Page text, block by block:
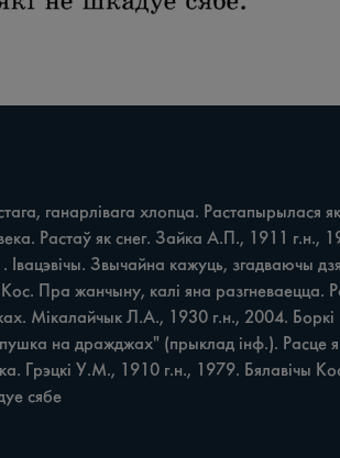
ганарлівага хлопца.
Растаў як снег. Зайка А.П., 1911 г.н.,
Звычайна кажуць, згадваючы
Пра жанчыну, калі яна разгневаецца.
Мікалайчык Л.А., 1930 г.н., 2004. Боркі
на дражджах" (прыклад інф.). Расце
Грэцкі У.М., 1910 г.н., 1979. Бялавічы
сябе